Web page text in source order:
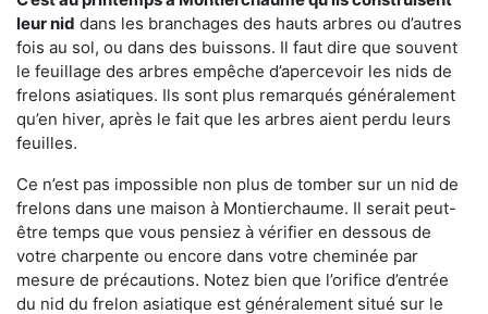
leur nid dans les branchages des hauts arbres ou d’autres
fois au sol, ou dans des buissons. Il faut dire que souvent
le feuillage des arbres empêche d’apercevoir les nids de
frelons asiatiques. Ils sont plus remarqués généralement
qu’en hiver, après le fait que les arbres aient perdu leurs
feuilles.
Ce n’est pas impossible non plus de tomber sur un nid de
frelons dans une maison à Montierchaume. Il serait peut-
être temps que vous pensiez à vérifier en dessous de
votre charpente ou encore dans votre cheminée par
mesure de précautions. Notez bien que l’orifice d’entrée
du nid du frelon asiatique est généralement situé sur le